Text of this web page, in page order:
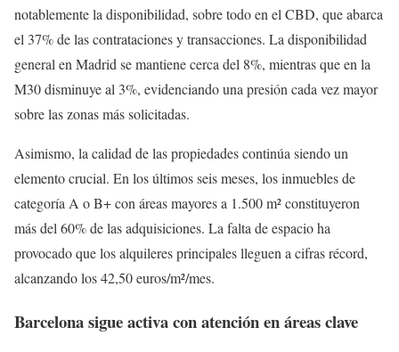
notablemente la disponibilidad, sobre todo en el CBD, que abarca
el 37% de las contrataciones y transacciones. La disponibilidad
general en Madrid se mantiene cerca del 8%, mientras que en la
M30 disminuye al 3%, evidenciando una presión cada vez mayor
sobre las zonas más solicitadas.
Asimismo, la calidad de las propiedades continúa siendo un
elemento crucial. En los últimos seis meses, los inmuebles de
categoría A o B+ con áreas mayores a 1.500 m² constituyeron
más del 60% de las adquisiciones. La falta de espacio ha
provocado que los alquileres principales lleguen a cifras récord,
alcanzando los 42,50 euros/m²/mes.
Barcelona sigue activa con atención en áreas clave